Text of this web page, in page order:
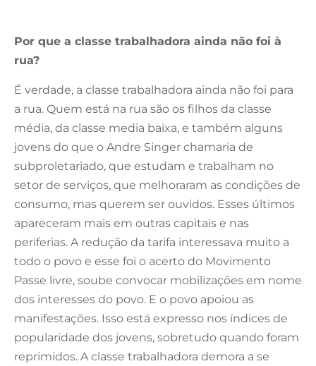
Por que a classe trabalhadora ainda não foi à
rua?
É verdade, a classe trabalhadora ainda não foi para
a rua. Quem está na rua são os filhos da classe
média, da classe media baixa, e também alguns
jovens do que o Andre Singer chamaria de
subproletariado, que estudam e trabalham no
setor de serviços, que melhoraram as condições de
consumo, mas querem ser ouvidos. Esses últimos
apareceram mais em outras capitais e nas
periferias. A redução da tarifa interessava muito a
todo o povo e esse foi o acerto do Movimento
Passe livre, soube convocar mobilizações em nome
dos interesses do povo. E o povo apoiou as
manifestações. Isso está expresso nos índices de
popularidade dos jovens, sobretudo quando foram
reprimidos. A classe trabalhadora demora a se